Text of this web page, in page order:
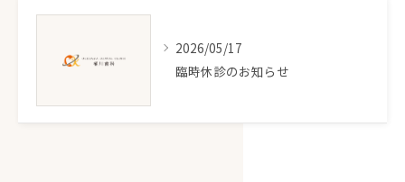
2026/05/17
臨時休診のお知らせ